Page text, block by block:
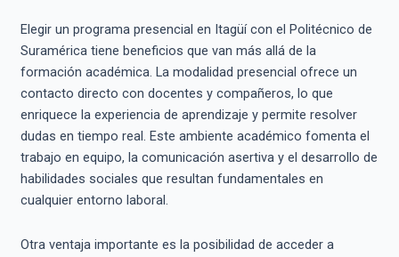
Elegir un programa presencial en Itagüí con el Politécnico de
Suramérica tiene beneficios que van más allá de la
formación académica. La modalidad presencial ofrece un
contacto directo con docentes y compañeros, lo que
enriquece la experiencia de aprendizaje y permite resolver
dudas en tiempo real. Este ambiente académico fomenta el
trabajo en equipo, la comunicación asertiva y el desarrollo de
habilidades sociales que resultan fundamentales en
cualquier entorno laboral.
Otra ventaja importante es la posibilidad de acceder a